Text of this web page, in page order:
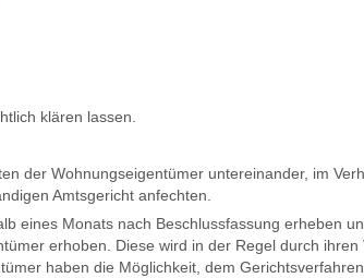
klären lassen.
der Wohnungseigentümer untereinander, im
Amtsgericht anfechten.
eines Monats nach Beschlussfassung erheben
erhoben. Diese wird in der Regel durch
haben die Möglichkeit, dem